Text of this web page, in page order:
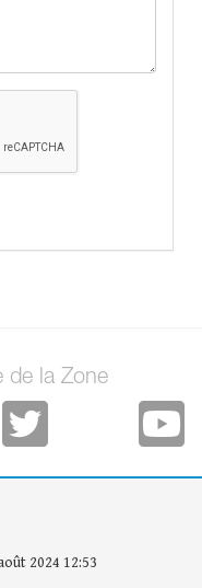
de la Zone
2024 12:53